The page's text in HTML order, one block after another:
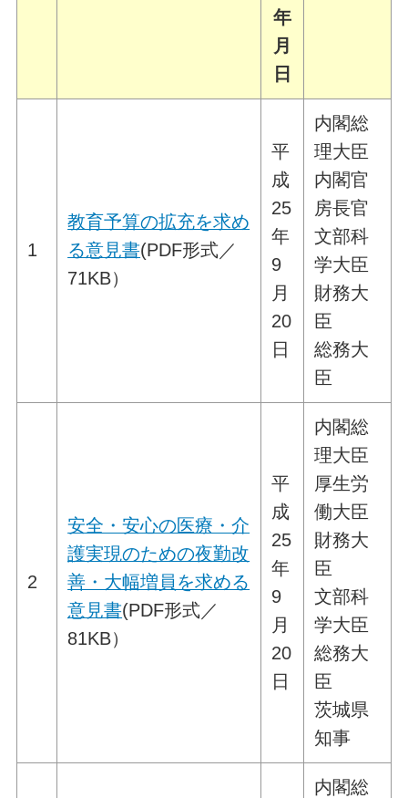
年
月
日
1
教育予算の拡充を求め
る意見書(PDF形式／
71KB）
平
成
25
年
9
月
20
日
内閣総
理大臣
内閣官
房長官
文部科
学大臣
財務大
臣
総務大
臣
2
安全・安心の医療・介
護実現のための夜勤改
善・大幅増員を求める
意見書(PDF形式／
81KB）
平
成
25
年
9
月
20
日
内閣総
理大臣
厚生労
働大臣
財務大
臣
文部科
学大臣
総務大
臣
茨城県
知事
内閣総